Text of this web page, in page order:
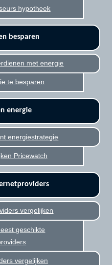
hypotheek
besparen
met energie
te besparen
energie
energiestrategie
Pricewatch
vergelijken
geschikte
vergelijken